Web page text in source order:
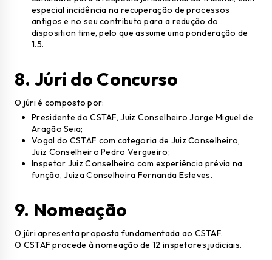
especial incidência na recuperação de processos
antigos e no seu contributo para a redução do
disposition time, pelo que assume uma ponderação de
1.5.
8. Júri do Concurso
O júri é composto por:
Presidente do CSTAF, Juiz Conselheiro Jorge Miguel de
Aragão Seia;
Vogal do CSTAF com categoria de Juiz Conselheiro,
Juiz Conselheiro Pedro Vergueiro;
Inspetor Juiz Conselheiro com experiência prévia na
função, Juiza Conselheira Fernanda Esteves.
9. Nomeação
O júri apresenta proposta fundamentada ao CSTAF.
O CSTAF procede à nomeação de 12 inspetores judiciais.